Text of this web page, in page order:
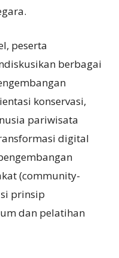
peserta
berbagai
konservasi,
pariwisata
digital
(community-
prinsip
dan pelatihan